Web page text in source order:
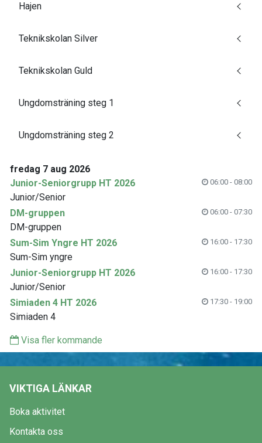
Hajen
Teknikskolan Silver
Teknikskolan Guld
Ungdomsträning steg 1
Ungdomsträning steg 2
fredag 7 aug 2026
Junior-Seniorgrupp HT 2026
06:00 - 08:00
Junior/Senior
DM-gruppen
06:00 - 07:30
DM-gruppen
Sum-Sim Yngre HT 2026
16:00 - 17:30
Sum-Sim yngre
Junior-Seniorgrupp HT 2026
16:00 - 17:30
Junior/Senior
Simiaden 4 HT 2026
17:30 - 19:00
Simiaden 4
Visa fler kommande
VIKTIGA LÄNKAR
Boka aktivitet
Kontakta oss